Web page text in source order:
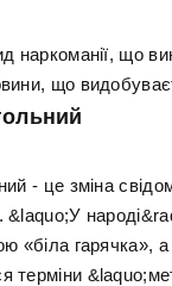
наркоманії, що
що
- це зміна
&laquo;У
«біла гарячка»,
терміни